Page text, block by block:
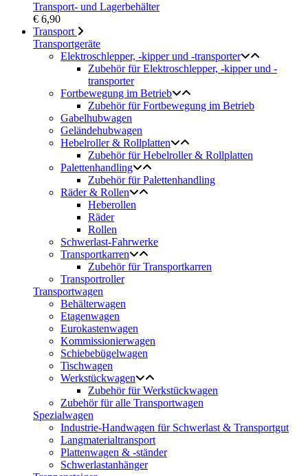
Transport- und Lagerbehälter
€ 6,90
Transport
Transportgeräte
Elektroschlepper, -kipper und -transporter
Zubehör für Elektroschlepper, -kipper und -
transporter
Fortbewegung im Betrieb
Zubehör für Fortbewegung im Betrieb
Gabelhubwagen
Geländehubwagen
Hebelroller & Rollplatten
Zubehör für Hebelroller & Rollplatten
Palettenhandling
Zubehör für Palettenhandling
Räder & Rollen
Heberollen
Räder
Rollen
Schwerlast-Fahrwerke
Transportkarren
Zubehör für Transportkarren
Transportroller
Transportwagen
Behälterwagen
Etagenwagen
Eurokastenwagen
Kommissionierwagen
Schiebebügelwagen
Tischwagen
Werkstückwagen
Zubehör für Werkstückwagen
Zubehör für alle Transportwagen
Spezialwagen
Industrie-Handwagen für Schwerlast & Transportgut
Langmaterialtransport
Plattenwagen & -ständer
Schwerlastanhänger